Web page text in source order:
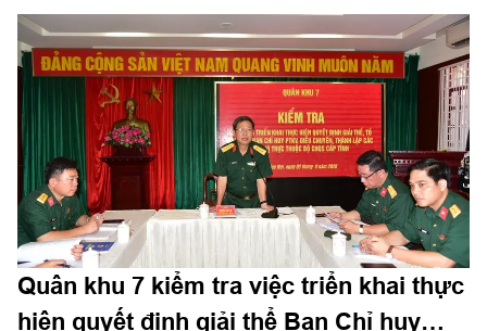
ủy, Chính ủy Quân khu làm trưởng đoàn phối hợp với UBND
tỉnh Tây Ninh khảo sát thực địa khu đất phục dựng Di tích lịch
sử nơi thành lập LLVT Quân khu 7 tại xã Đức Huệ, tỉnh Tây
Ninh. Đồng chí Lê Văn Hẳn, Phó Bí thư Tỉnh uỷ, Chủ tịch
UBND tỉnh Tây Ninh tiếp và làm việc với đoàn.
Quân khu 7 kiểm tra việc triển khai thực
hiện quyết định giải thể Ban Chỉ huy